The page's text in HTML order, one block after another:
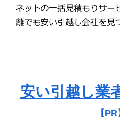
安い引越し業
【PR